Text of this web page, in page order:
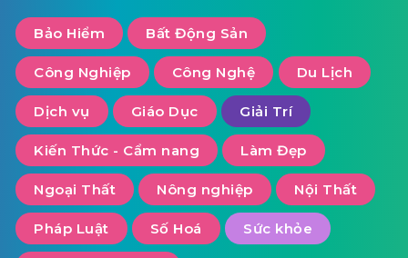
Bảo Hiểm Bất Động Sản
Công Nghiệp Công Nghệ Du Lịch
Dịch vụ Giáo Dục Giải Trí
Kiến Thức - Cẩm nang Làm Đẹp
Ngoại Thất Nông nghiệp Nội Thất
Pháp Luật Số Hoá Sức khỏe